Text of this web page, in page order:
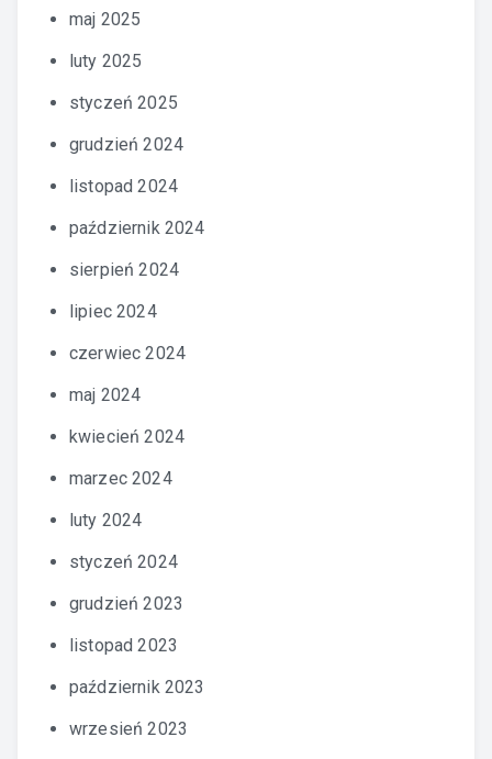
maj 2025
luty 2025
styczeń 2025
grudzień 2024
listopad 2024
październik 2024
sierpień 2024
lipiec 2024
czerwiec 2024
maj 2024
kwiecień 2024
marzec 2024
luty 2024
styczeń 2024
grudzień 2023
listopad 2023
październik 2023
wrzesień 2023